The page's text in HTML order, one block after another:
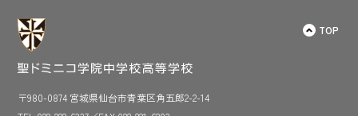
TOP
〒980-0874 宮城県仙台市青葉区角五郎2-2-14